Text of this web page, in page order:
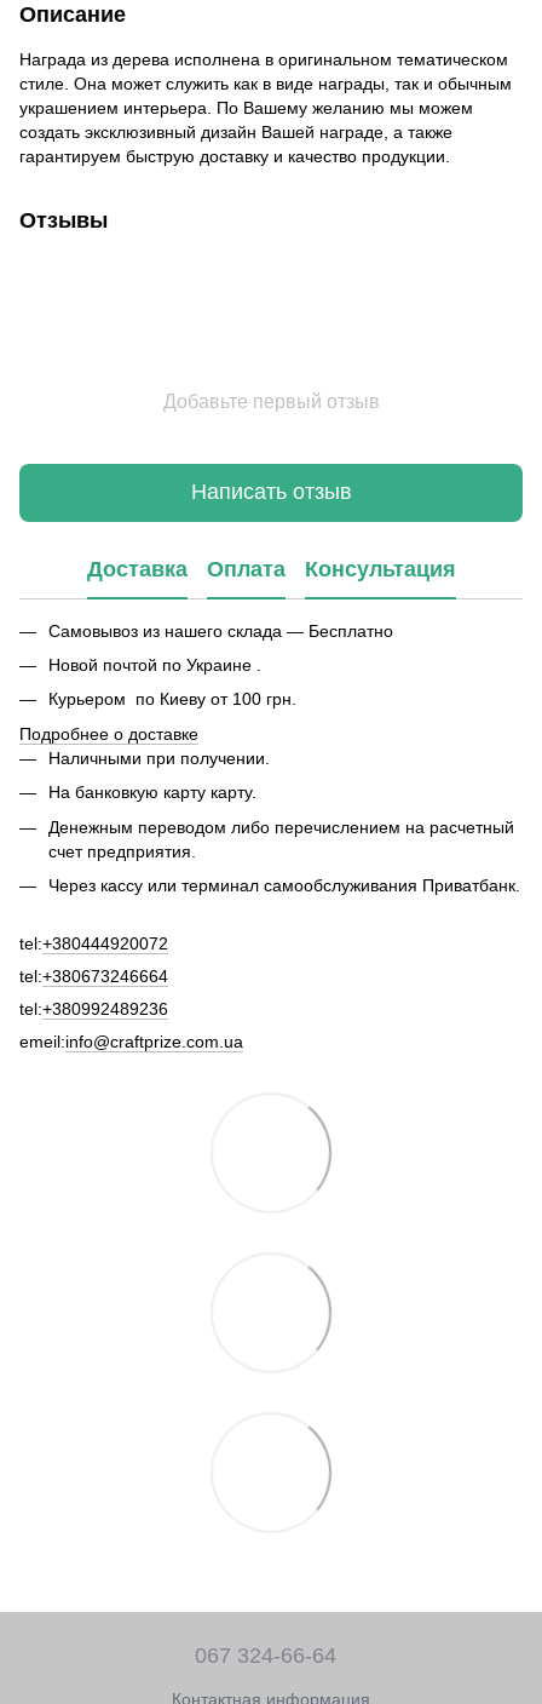
Описание
Награда из дерева исполнена в оригинальном тематическом
стиле. Она может служить как в виде награды, так и обычным
украшением интерьера. По Вашему желанию мы можем
создать эксклюзивный дизайн Вашей награде, а также
гарантируем быструю доставку и качество продукции.
Отзывы
Добавьте первый отзыв
Написать отзыв
Доставка Оплата Консультация
Самовывоз из нашего склада — Бесплатно
Новой почтой по Украине .
Курьером по Киеву от 100 грн.
Подробнее о доставке
Наличными при получении.
На банковкую карту карту.
Денежным переводом либо перечислением на расчетный
счет предприятия.
Через кассу или терминал самообслуживания Приватбанк.
tel:+380444920072
tel:+380673246664
tel:+380992489236
emeil:info@craftprize.com.ua
067 324-66-64
Контактная информация